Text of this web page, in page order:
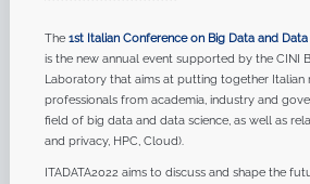
The 1st Italian Conference on Big Data and Data
is the new annual event supported by the CINI
Laboratory that aims at putting together Italian
professionals from academia, industry and
field of big data and data science, as well as
and privacy, HPC, Cloud).
ITADATA2022 aims to discuss and shape the